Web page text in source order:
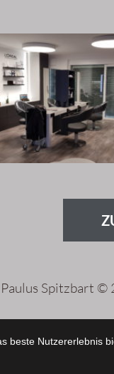
Spitzbart ©
beste Nutzererlebnis